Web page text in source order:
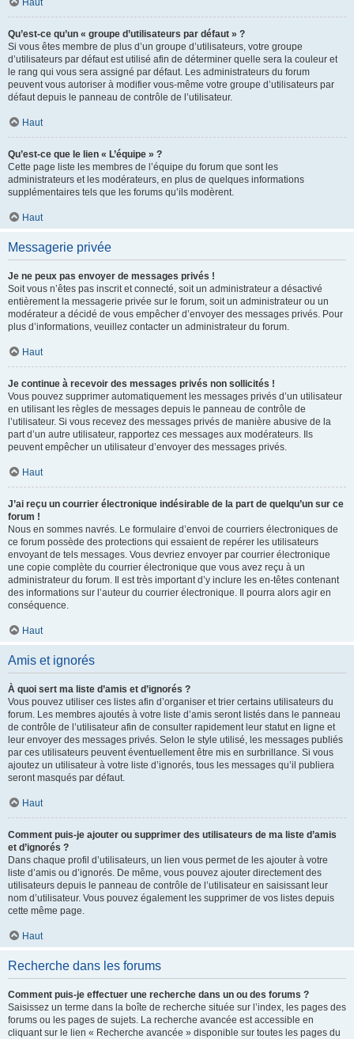
Haut
Qu’est-ce qu’un « groupe d’utilisateurs par défaut » ?
Si vous êtes membre de plus d’un groupe d’utilisateurs, votre groupe
d’utilisateurs par défaut est utilisé afin de déterminer quelle sera la couleur et
le rang qui vous sera assigné par défaut. Les administrateurs du forum
peuvent vous autoriser à modifier vous-même votre groupe d’utilisateurs par
défaut depuis le panneau de contrôle de l’utilisateur.
Haut
Qu’est-ce que le lien « L’équipe » ?
Cette page liste les membres de l’équipe du forum que sont les
administrateurs et les modérateurs, en plus de quelques informations
supplémentaires tels que les forums qu’ils modèrent.
Haut
Messagerie privée
Je ne peux pas envoyer de messages privés !
Soit vous n’êtes pas inscrit et connecté, soit un administrateur a désactivé
entièrement la messagerie privée sur le forum, soit un administrateur ou un
modérateur a décidé de vous empêcher d’envoyer des messages privés. Pour
plus d’informations, veuillez contacter un administrateur du forum.
Haut
Je continue à recevoir des messages privés non sollicités !
Vous pouvez supprimer automatiquement les messages privés d’un utilisateur
en utilisant les règles de messages depuis le panneau de contrôle de
l’utilisateur. Si vous recevez des messages privés de manière abusive de la
part d’un autre utilisateur, rapportez ces messages aux modérateurs. Ils
peuvent empêcher un utilisateur d’envoyer des messages privés.
Haut
J’ai reçu un courrier électronique indésirable de la part de quelqu’un sur ce
forum !
Nous en sommes navrés. Le formulaire d’envoi de courriers électroniques de
ce forum possède des protections qui essaient de repérer les utilisateurs
envoyant de tels messages. Vous devriez envoyer par courrier électronique
une copie complète du courrier électronique que vous avez reçu à un
administrateur du forum. Il est très important d’y inclure les en-têtes contenant
des informations sur l’auteur du courrier électronique. Il pourra alors agir en
conséquence.
Haut
Amis et ignorés
À quoi sert ma liste d’amis et d’ignorés ?
Vous pouvez utiliser ces listes afin d’organiser et trier certains utilisateurs du
forum. Les membres ajoutés à votre liste d’amis seront listés dans le panneau
de contrôle de l’utilisateur afin de consulter rapidement leur statut en ligne et
leur envoyer des messages privés. Selon le style utilisé, les messages publiés
par ces utilisateurs peuvent éventuellement être mis en surbrillance. Si vous
ajoutez un utilisateur à votre liste d’ignorés, tous les messages qu’il publiera
seront masqués par défaut.
Haut
Comment puis-je ajouter ou supprimer des utilisateurs de ma liste d’amis
et d’ignorés ?
Dans chaque profil d’utilisateurs, un lien vous permet de les ajouter à votre
liste d’amis ou d’ignorés. De même, vous pouvez ajouter directement des
utilisateurs depuis le panneau de contrôle de l’utilisateur en saisissant leur
nom d’utilisateur. Vous pouvez également les supprimer de vos listes depuis
cette même page.
Haut
Recherche dans les forums
Comment puis-je effectuer une recherche dans un ou des forums ?
Saisissez un terme dans la boîte de recherche située sur l’index, les pages des
forums ou les pages de sujets. La recherche avancée est accessible en
cliquant sur le lien « Recherche avancée » disponible sur toutes les pages du